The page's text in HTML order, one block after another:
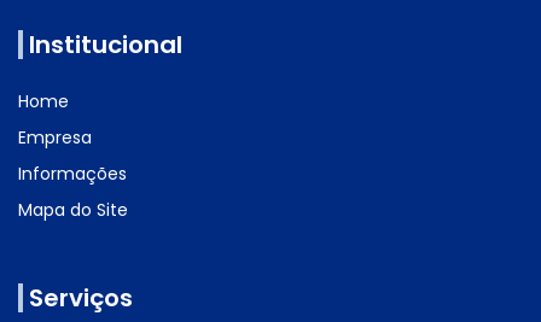
Institucional
Home
Empresa
Informações
Mapa do Site
Serviços